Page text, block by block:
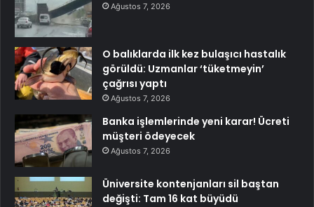
Ağustos 7, 2026
O balıklarda ilk kez bulaşıcı hastalık
görüldü: Uzmanlar ‘tüketmeyin’
çağrısı yaptı
Ağustos 7, 2026
Banka işlemlerinde yeni karar! Ücreti
müşteri ödeyecek
Ağustos 7, 2026
Üniversite kontenjanları sil baştan
değişti: Tam 16 kat büyüdü